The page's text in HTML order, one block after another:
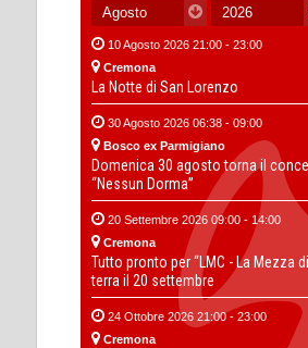
10 Agosto 2026 21:00 - 23:00
Cremona
La Notte di San Lorenzo
30 Agosto 2026 06:38 - 09:00
Bosco ex Parmigiano
Domenica 30 agosto torna il
“Nessun Dorma”
20 Settembre 2026 09:00 - 14:00
Cremona
Tutto pronto per “LMC - La Mezza
terra il 20 settembre
24 Ottobre 2026 21:00 - 23:00
Cremona